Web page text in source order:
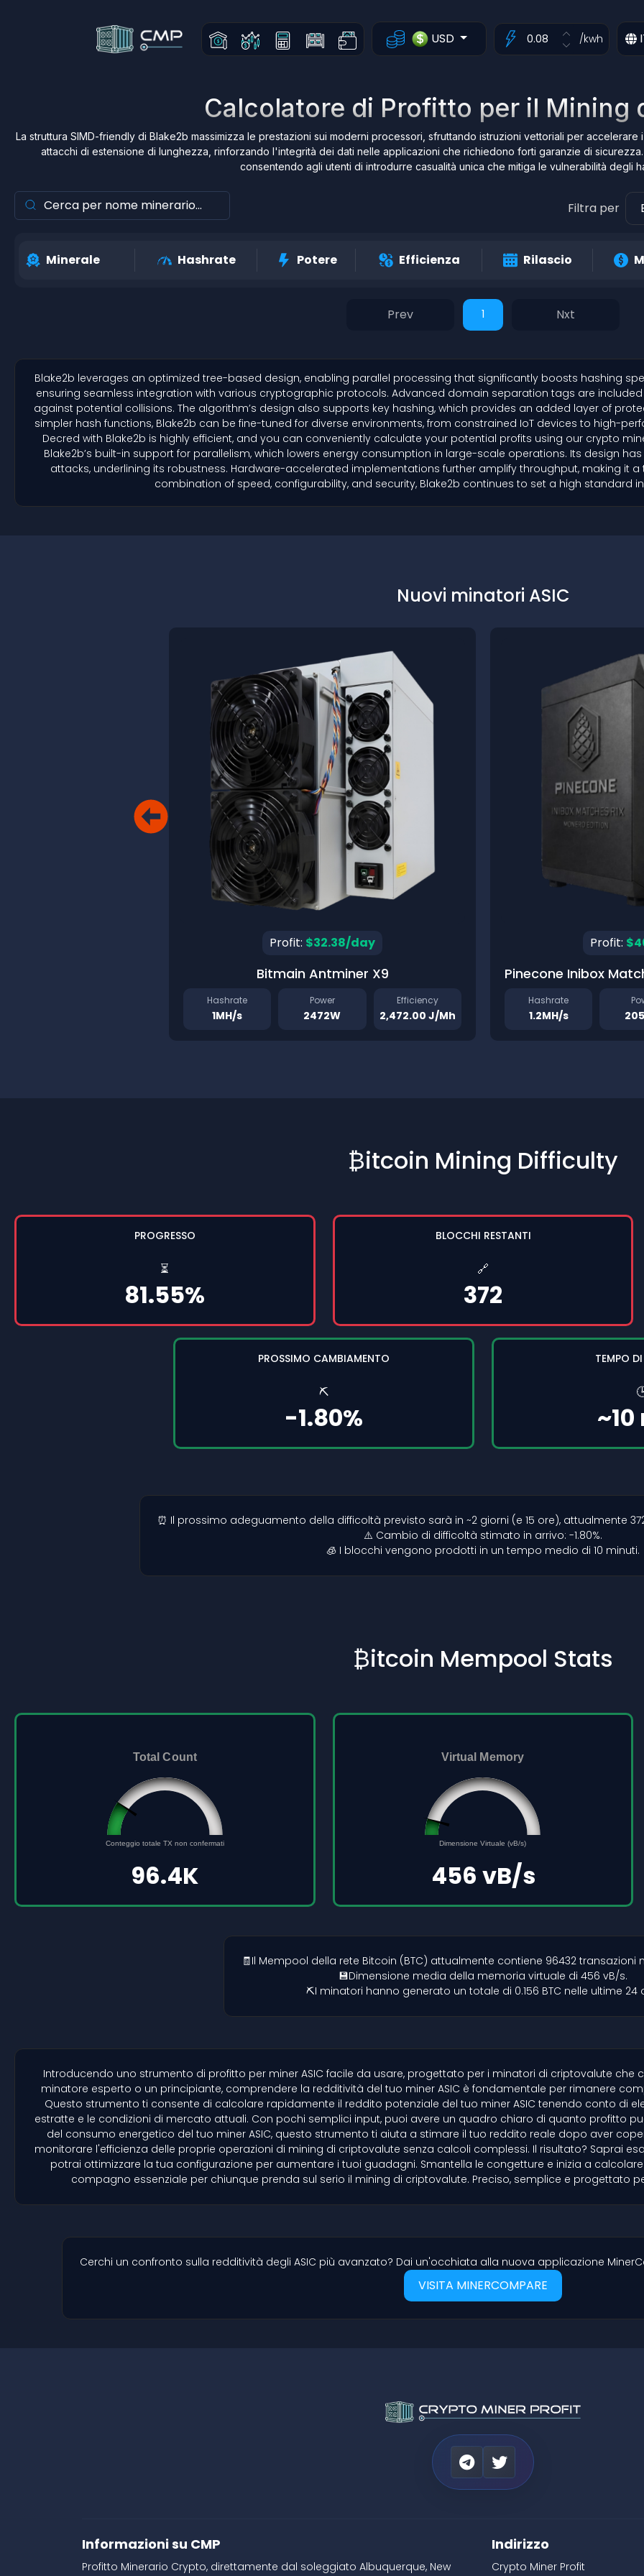
USD /kwh
Calcolatore di Profitto per il Mining
La struttura SIMD-friendly di Blake2b massimizza le prestazioni sui moderni processori, sfruttando istruzioni vettoriali per
attacchi di estensione di lunghezza, rinforzando l'integrità dei dati nelle applicazioni che richiedono forti garanzie di
consentendo agli utenti di introdurre casualità unica che mitiga le vulnerabilità degli
Filtra per
Minerale Hashrate Potere Efficienza Rilascio
1
Blake2b leverages an optimized tree-based design, enabling parallel processing that significantly boosts hashing
ensuring seamless integration with various cryptographic protocols. Advanced domain separation tags are
against potential collisions. The algorithm’s design also supports key hashing, which provides an added layer of
simpler hash functions, Blake2b can be fine-tuned for diverse environments, from constrained IoT devices to high-
Decred with Blake2b is highly efficient, and you can conveniently calculate your potential profits using our crypto
Blake2b’s built-in support for parallelism, which lowers energy consumption in large-scale operations. Its design
attacks, underlining its robustness. Hardware-accelerated implementations further amplify throughput, making it
combination of speed, configurability, and security, Blake2b continues to set a high standard
Nuovi minatori ASIC
Profit: $32.38/day
Bitmain Antminer X9
Hashrate
1MH/s
Power
2472W
Efficiency
2,472.00 J/Mh
Profit:
Pinecone Inibox
Hashrate
1.2MH/s
₿itcoin Mining Difficulty
PROGRESSO
⏳
81.55%
BLOCCHI RESTANTI
🔗
372
PROSSIMO CAMBIAMENTO
⛏️
-1.80%
TEMPO
⏰ Il prossimo adeguamento della difficoltà previsto sarà in ~2 giorni (e 15 ore), attualmente
⚠️ Cambio di difficoltà stimato in arrivo: -1.80%.
🧊 I blocchi vengono prodotti in un tempo medio di 10 minuti.
₿itcoin Mempool Stats
Total Count
Conteggio totale TX non confermati
0 500000
96.4K
Virtual Memory
45561691
Dimensione Virtuale (vB/s)500000000
456 vB/s
🧾Il Mempool della rete Bitcoin (BTC) attualmente contiene 96432 transazioni
💾Dimensione media della memoria virtuale di 456 vB/s.
⛏️I minatori hanno generato un totale di 0.156 BTC nelle ultime 24
Introducendo uno strumento di profitto per miner ASIC facile da usare, progettato per i minatori di criptovalute che
minatore esperto o un principiante, comprendere la redditività del tuo miner ASIC è fondamentale per rimanere
Questo strumento ti consente di calcolare rapidamente il reddito potenziale del tuo miner ASIC tenendo conto di
estratte e le condizioni di mercato attuali. Con pochi semplici input, puoi avere un quadro chiaro di quanto profitto
del consumo energetico del tuo miner ASIC, questo strumento ti aiuta a stimare il tuo reddito reale dopo aver
monitorare l'efficienza delle proprie operazioni di mining di criptovalute senza calcoli complessi. Il risultato? Saprai
potrai ottimizzare la tua configurazione per aumentare i tuoi guadagni. Smantella le congetture e inizia a
compagno essenziale per chiunque prenda sul serio il mining di criptovalute. Preciso, semplice e progettato
Cerchi un confronto sulla redditività degli ASIC più avanzato? Dai un'occhiata alla nuova applicazione
VISITA MINERCOMPARE
Informazioni su CMP
Profitto Minerario Crypto, direttamente dal soleggiato Albuquerque, New
Indirizzo
Crypto Miner Profit